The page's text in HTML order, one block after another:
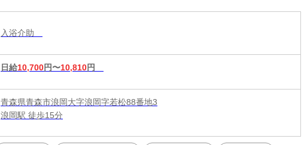
入浴介助
日給10,700円〜10,810円
青森県青森市浪岡大字浪岡字若松88番地3
浪岡駅 徒歩15分